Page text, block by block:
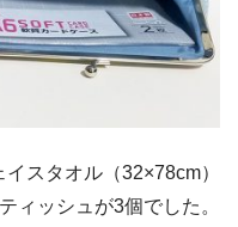
スタオル（32×78cm）
ィッシュが3個でした。